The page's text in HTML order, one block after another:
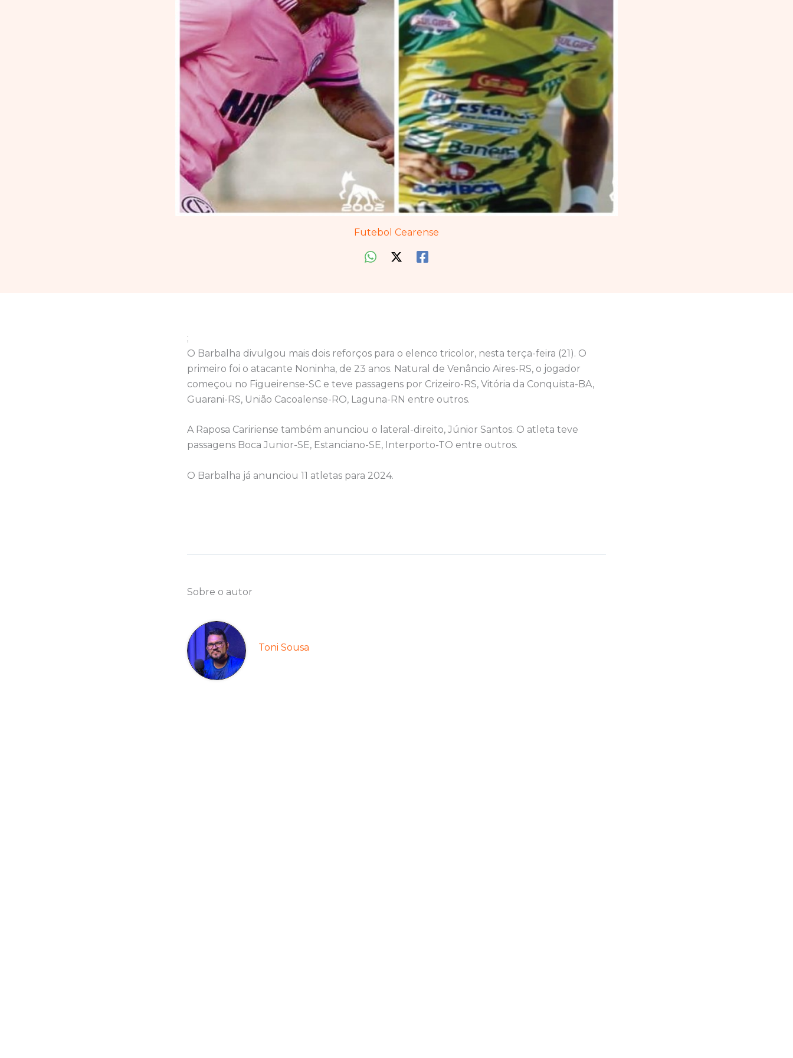
Futebol Cearense
;
O Barbalha divulgou mais dois reforços para o elenco tricolor, nesta terça-feira (21). O
primeiro foi o atacante Noninha, de 23 anos. Natural de Venâncio Aires-RS, o jogador
começou no Figueirense-SC e teve passagens por Crizeiro-RS, Vitória da Conquista-BA,
Guarani-RS, União Cacoalense-RO, Laguna-RN entre outros.
A Raposa Caririense também anunciou o lateral-direito, Júnior Santos. O atleta teve
passagens Boca Junior-SE, Estanciano-SE, Interporto-TO entre outros.
O Barbalha já anunciou 11 atletas para 2024.
Sobre o autor
Toni Sousa